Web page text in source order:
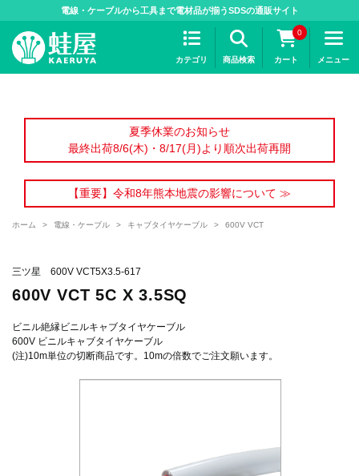
電線・ケーブルから工具まで電材品が揃うSDSの通販サイト
カテゴリ 商品検索
0
カート メニュー
夏季休業のお知らせ
最終出荷8/6(木)・8/17(月)より順次出荷再開
【重要】令和8年熊本地震の影響について ≫
ホーム > 電線・ケーブル > キャブタイヤケーブル > 600V VCT
三ツ星 600V VCT5X3.5-617
600V VCT 5C X 3.5SQ
ビニル絶縁ビニルキャブタイヤケーブル
600V ビニルキャブタイヤケーブル
(注)10m単位の切断商品です。10mの倍数でご注文願います。